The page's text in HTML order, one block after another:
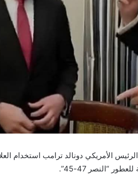
الأمريكي دونالد ترامب استخدام
“النصر 47-45”.